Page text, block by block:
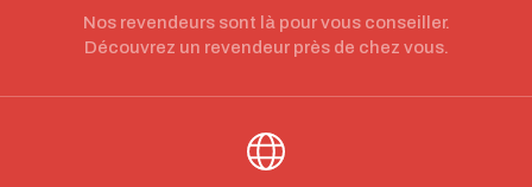
Nos revendeurs sont là pour vous conseiller.
Découvrez un revendeur près de chez vous.